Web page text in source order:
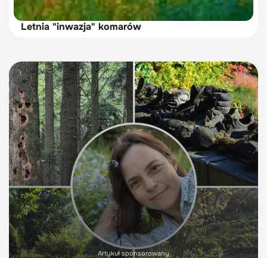
Letnia "inwazja" komarów
Artykuł sponsorowany